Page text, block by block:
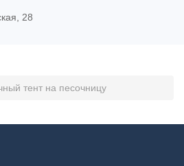
28
тент на песочницу